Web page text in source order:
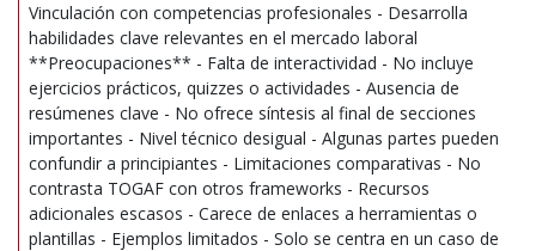
Vinculación con competencias profesionales - Desarrolla
habilidades clave relevantes en el mercado laboral
**Preocupaciones** - Falta de interactividad - No incluye
ejercicios prácticos, quizzes o actividades - Ausencia de
resúmenes clave - No ofrece síntesis al final de secciones
importantes - Nivel técnico desigual - Algunas partes pueden
confundir a principiantes - Limitaciones comparativas - No
contrasta TOGAF con otros frameworks - Recursos
adicionales escasos - Carece de enlaces a herramientas o
plantillas - Ejemplos limitados - Solo se centra en un caso de